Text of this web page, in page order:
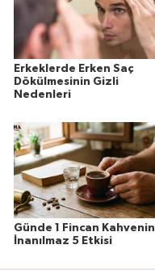
Erkeklerde Erken Saç
Dökülmesinin Gizli
Nedenleri
Günde 1 Fincan Kahvenin
İnanılmaz 5 Etkisi